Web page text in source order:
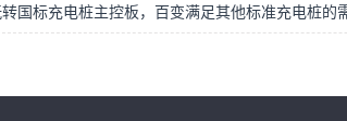
国标充电桩主控板，百变满足其他标准充电桩的